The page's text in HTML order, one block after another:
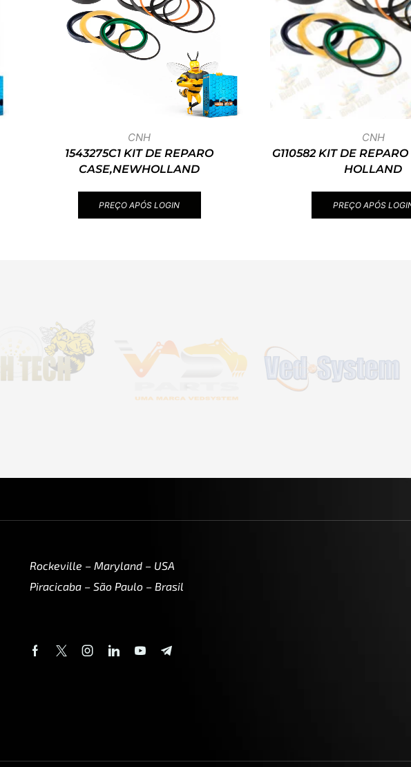
CNH
1543275C1 KIT DE REPARO
CASE,NEWHOLLAND
PREÇO APÓS LOGIN
CNH
G110582 KIT DE
HOLLAND
PREÇO APÓS
Rockeville – Maryland – USA
Piracicaba – São Paulo – Brasil